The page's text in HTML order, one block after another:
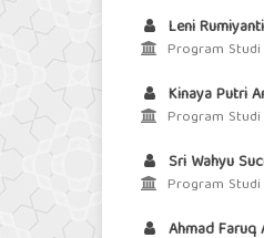
Leni Rumiyanti
Program Studi
Kinaya Putri
Program
Sri Wahyu
Program Studi
Ahmad Faruq